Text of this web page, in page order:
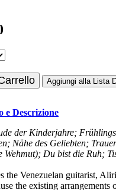
Aggiungi alla Lista
e Descrizione
der Kinderjahre;
Nähe des Geliebten;
Wehmut); Du bist die Ruh;
the Venezuelan guitarist,
the existing arrangements